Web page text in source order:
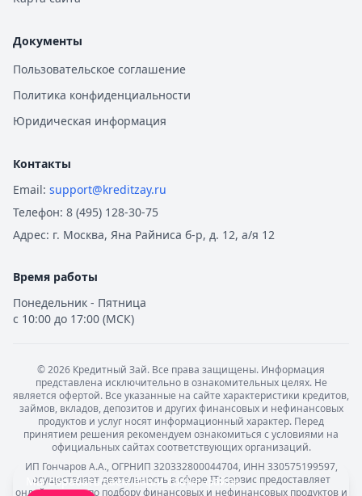
Документы
Пользовательское соглашение
Политика конфиденциальности
Юридическая информация
Контакты
Email: support@kreditzay.ru
Телефон: 8 (495) 128-30-75
Адрес: г. Москва, Яна Райниса б-р, д. 12, а/я 12
Время работы
Понедельник - Пятница
с 10:00 до 17:00 (МСК)
©2026 Кредитный Зай. Все права защищены. Информация
представлена исключительно в ознакомительных целях. Не
является офертой. Все указанные на сайте характеристики кредитов,
займов, вкладов, депозитов и других финансовых и нефинансовых
продуктов и услуг носят информационный характер. Перед
принятием решения рекомендуем ознакомиться с условиями на
официальных сайтах соответствующих организаций.
ИП Гончаров А.А., ОГРНИП 320332800044704, ИНН 330575199597,
осуществляет деятельность в сфере IT: сервис предоставляет
онлайн-услуги по подбору финансовых и нефинансовых продуктов и
Мы обрабатываем ваши cookie-файлы.